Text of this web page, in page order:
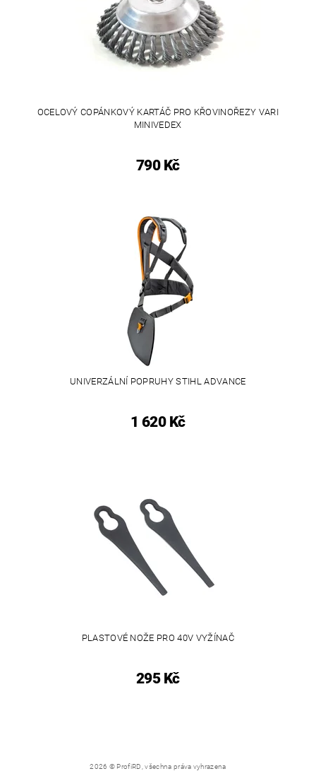
OCELOVÝ COPÁNKOVÝ KARTÁČ PRO KŘOVINOŘEZY VARI
MINIVEDEX
790 Kč
UNIVERZÁLNÍ POPRUHY STIHL ADVANCE
1 620 Kč
PLASTOVÉ NOŽE PRO 40V VYŽÍNAČ
295 Kč
2026 © ProfiRD, všechna práva vyhrazena